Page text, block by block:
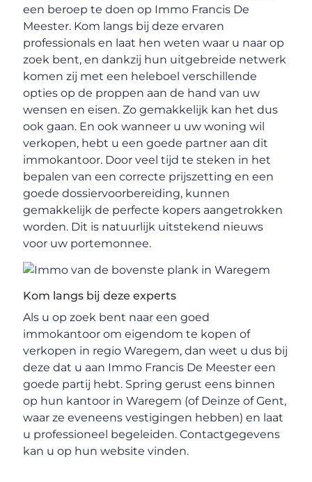
een beroep te doen op Immo Francis De
Meester. Kom langs bij deze ervaren
professionals en laat hen weten waar u naar op
zoek bent, en dankzij hun uitgebreide netwerk
komen zij met een heleboel verschillende
opties op de proppen aan de hand van uw
wensen en eisen. Zo gemakkelijk kan het dus
ook gaan. En ook wanneer u uw woning wil
verkopen, hebt u een goede partner aan dit
immokantoor. Door veel tijd te steken in het
bepalen van een correcte prijszetting en een
goede dossiervoorbereiding, kunnen
gemakkelijk de perfecte kopers aangetrokken
worden. Dit is natuurlijk uitstekend nieuws
voor uw portemonnee.
Kom langs bij deze experts
Als u op zoek bent naar een goed
immokantoor om eigendom te kopen of
verkopen in regio Waregem, dan weet u dus bij
deze dat u aan Immo Francis De Meester een
goede partij hebt. Spring gerust eens binnen
op hun kantoor in Waregem (of Deinze of Gent,
waar ze eveneens vestigingen hebben) en laat
u professioneel begeleiden. Contactgegevens
kan u op hun website vinden.